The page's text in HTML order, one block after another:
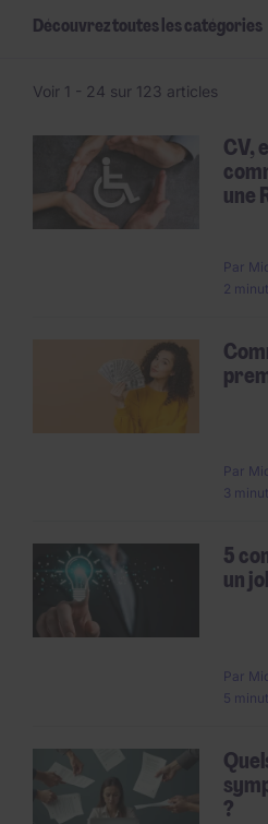
et lettre de motivation en
différence en entretien ou
Découvrez toutes les catégories
Voir 1 - 24 sur 123 articles
CV,
une
Par
2
Par
3
5
un
Par
5
?
Pagination